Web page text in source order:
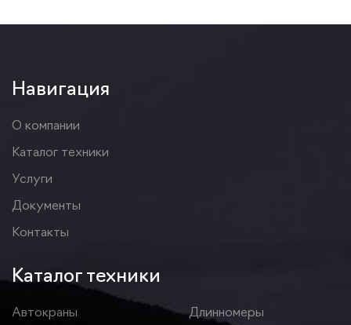
Навигация
О компании
Каталог техники
Услуги
Документы
Контакты
Каталог техники
Автокраны Длинномеры